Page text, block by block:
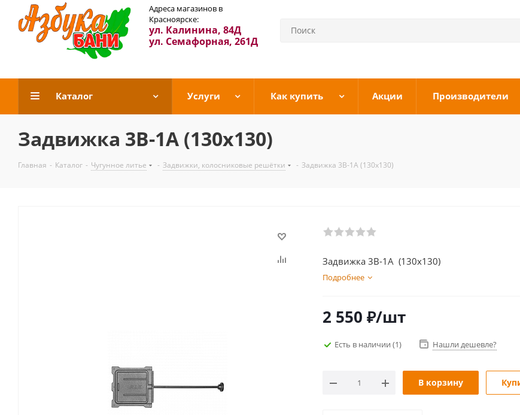
Адреса магазинов в
Красноярске:
ул. Калинина, 84Д
ул. Семафорная, 261Д
Каталог Услуги Как купить Акции Производители
Задвижка 3В-1А (130х130)
Главная - Каталог - Чугунное литье - Задвижки, колосниковые решётки - Задвижка 3В-1А (130х130)
Задвижка 3В-1А (130х130)
Подробнее
2 550 ₽/шт
Есть в наличии (1) Нашли дешевле?
В корзину